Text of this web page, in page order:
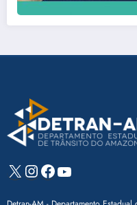
X Instagram
Facebook
Youtube